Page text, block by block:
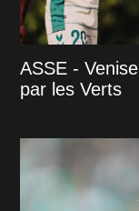
ASSE -
par les Verts